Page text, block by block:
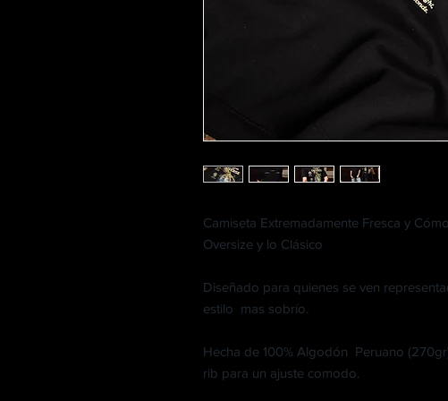
Camiseta Extremadamente Fresca y
Oversize y lo Clásico
Diseñado para quienes se ven
estilo mas sobrío.
Hecha de 100% Algodón Peruano
rib para un ajuste comodo.